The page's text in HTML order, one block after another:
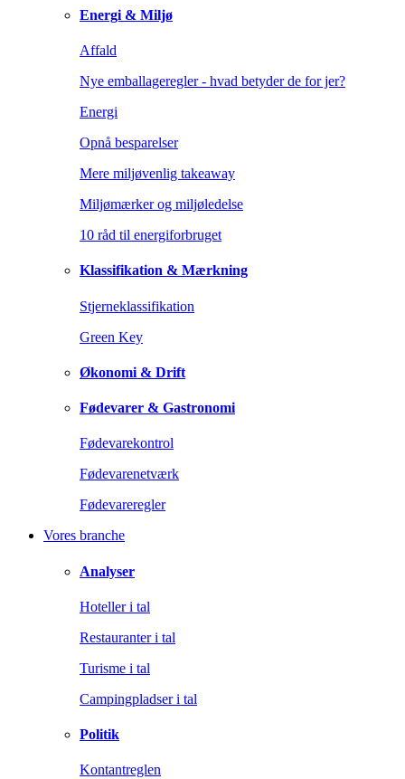
Energi & Miljø
Affald
Nye emballageregler - hvad betyder de for jer?
Energi
Opnå besparelser
Mere miljøvenlig takeaway
Miljømærker og miljøledelse
10 råd til energiforbruget
Klassifikation & Mærkning
Stjerneklassifikation
Green Key
Økonomi & Drift
Fødevarer & Gastronomi
Fødevarekontrol
Fødevarenetværk
Fødevareregler
Vores branche
Analyser
Hoteller i tal
Restauranter i tal
Turisme i tal
Campingpladser i tal
Politik
Kontantreglen